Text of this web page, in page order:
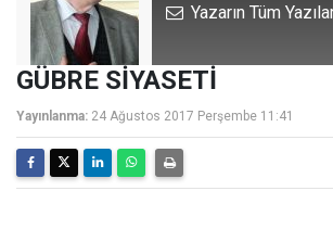
Yazarın Tüm
GÜBRE SİYASETİ
Yayınlanma: 24 Ağustos 2017 Perşembe 11:41